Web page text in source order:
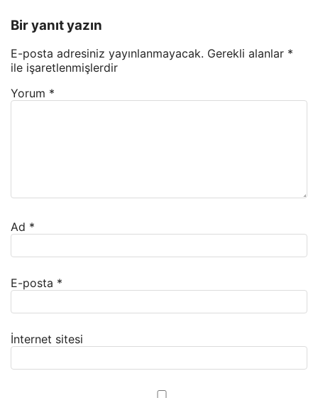
Bir yanıt yazın
E-posta adresiniz yayınlanmayacak. Gerekli alanlar *
ile işaretlenmişlerdir
Yorum *
Ad *
E-posta *
İnternet sitesi